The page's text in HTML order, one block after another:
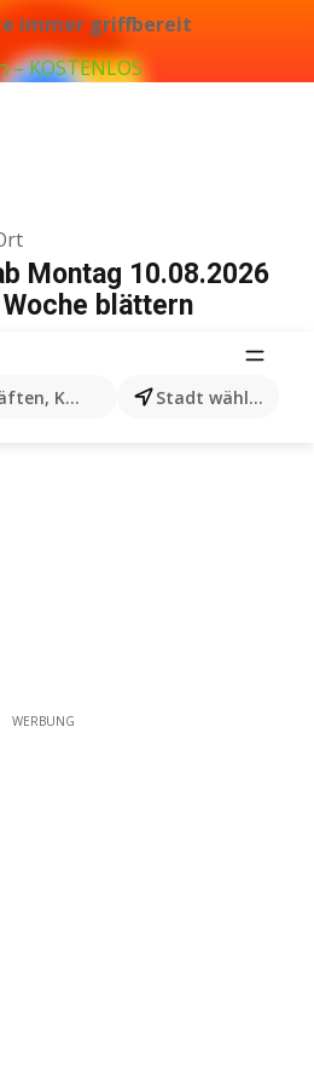
immer griffbereit
KOSTENLOS
Kategorien, Produkten...
Stadt wählen
Montag 10.08.2026
blättern
WERBUNG